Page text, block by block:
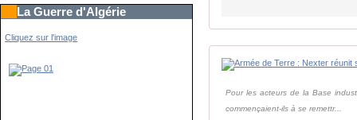
La Guerre d'Algérie
Cliquez sur l'image
Pour les acteurs de la Base
commençaient-ils à se remettr...